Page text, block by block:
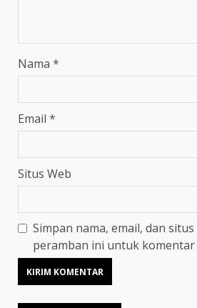
Nama *
Email *
Situs Web
Simpan nama, email, dan
peramban ini untuk komentar